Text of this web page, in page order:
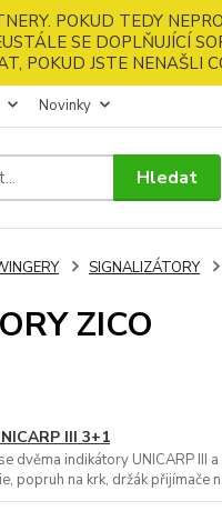
POKUD TEDY
SE DOPLŇUJÍCÍ
POKUD JSTE NENAŠLI
Novinky
Hledat
SIGNALIZÁTORY
ZICO
III 3+1
dvěma indikátory UNICARP III
popruh na krk, držák přijímače